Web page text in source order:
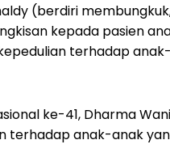
(berdiri
kepada pasien
terhadap
ke-41, Dharma
terhadap anak-anak